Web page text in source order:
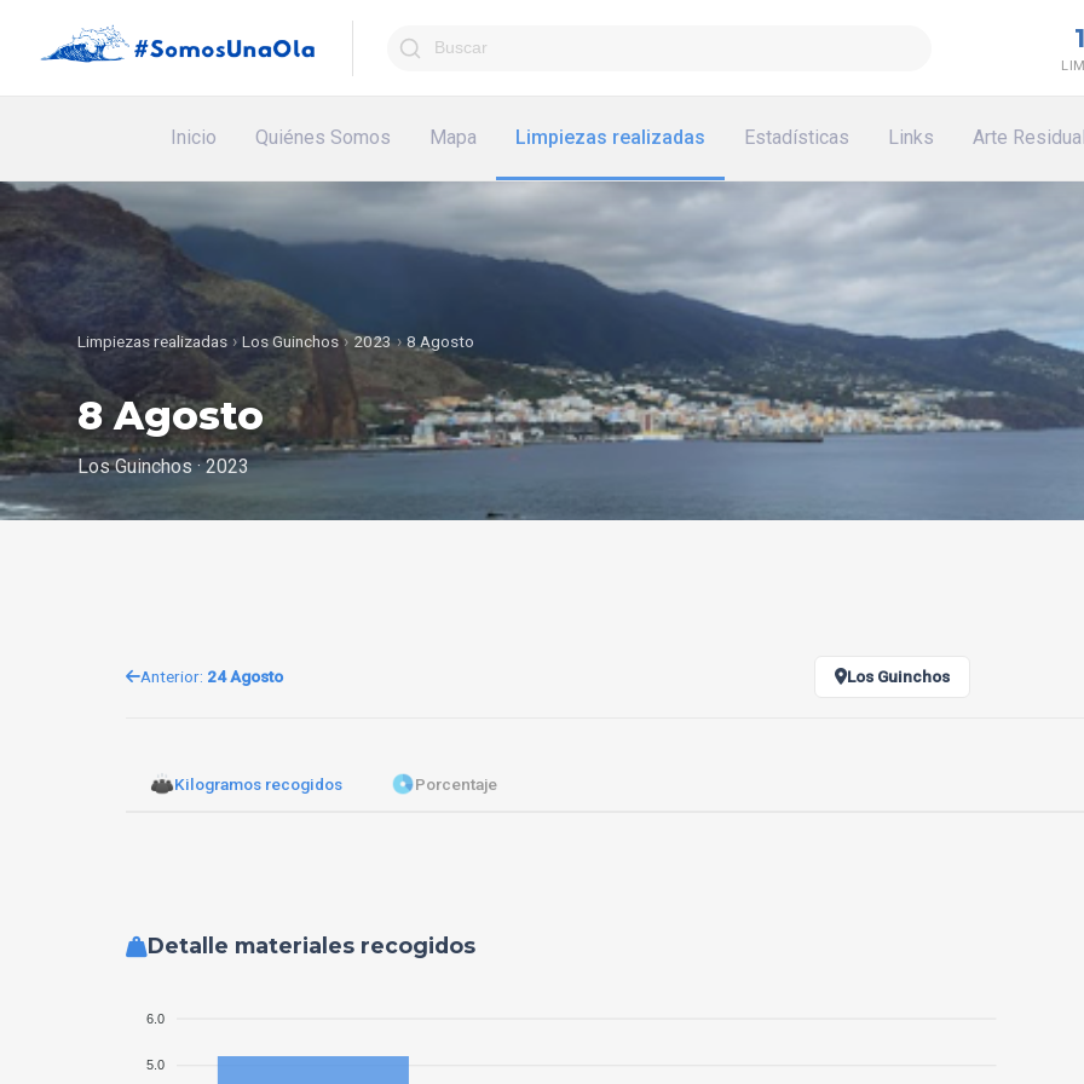
Inicio Quiénes Somos Mapa Limpiezas realizadas Estadísticas Links Arte Residual
Limpiezas realizadas › Los Guinchos›2023›8 Agosto
8 Agosto
Los Guinchos · 2023
Anterior: 24 Agosto Los Guinchos
Kilogramos recogidos Porcentaje
Detalle materiales recogidos
6.0
5.0